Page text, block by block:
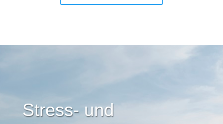
Stress- und